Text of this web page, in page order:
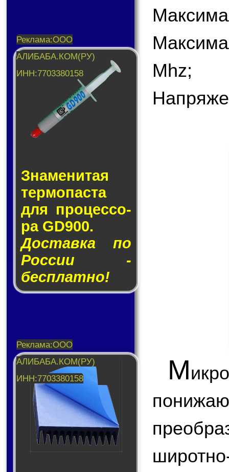
Знаменитая
тер­мо­пас­та
для про­цес­со­
ра GD900.
Доставка по
России -
бесплатно!
Mhz;
М